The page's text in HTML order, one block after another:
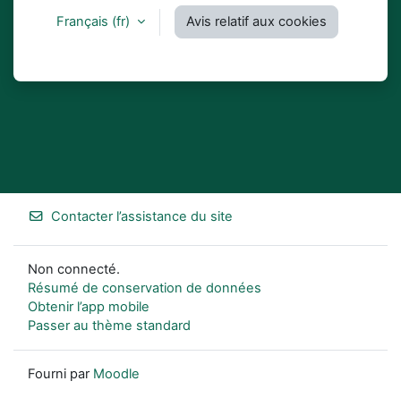
Français ‎(fr)‎ Avis relatif aux cookies
Contacter l’assistance du site
Non connecté.
Résumé de conservation de données
Obtenir l’app mobile
Passer au thème standard
Fourni par Moodle